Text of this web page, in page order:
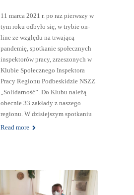
11 marca 2021 r. po raz pierwszy w
tym roku odbyło się, w trybie on-
line ze względu na trwającą
pandemię, spotkanie społecznych
inspektorów pracy, zrzeszonych w
Klubie Społecznego Inspektora
Pracy Regionu Podbeskidzie NSZZ
„Solidarność”. Do Klubu należą
obecnie 33 zakłady z naszego
regionu. W dzisiejszym spotkaniu
Read more